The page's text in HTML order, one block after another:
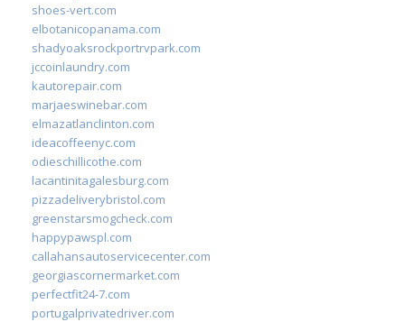
shoes-vert.com
elbotanicopanama.com
shadyoaksrockportrvpark.com
jccoinlaundry.com
kautorepair.com
marjaeswinebar.com
elmazatlanclinton.com
ideacoffeenyc.com
odieschillicothe.com
lacantinitagalesburg.com
pizzadeliverybristol.com
greenstarsmogcheck.com
happypawspl.com
callahansautoservicecenter.com
georgiascornermarket.com
perfectfit24-7.com
portugalprivatedriver.com